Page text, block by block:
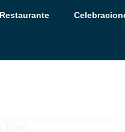
Restaurante